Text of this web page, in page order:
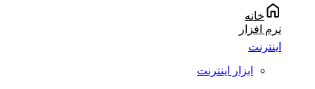
خانه
نرم افزار
اینترنت
ابزار اینترنت